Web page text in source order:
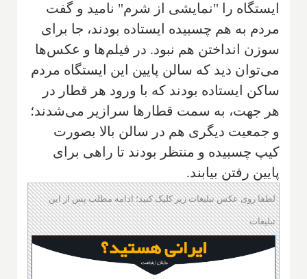
ایستگاه را "نمایشی از شرم" نامید و گفت
مردم به هم چسبیده ایستاده بودند، جا برای
سوزن انداختن هم نبود. در فیلم‌ها و عکس‌ها
می‌توان دید که سالن پایین این ایستگاه مردم
ساکن ایستاده بودند که با ورود هر قطار در
هر جهت، به سمت قطارها سرازیر می‌شدند؛
و جمعیت دیگری هم در سالن بالا بصورت
کیپ چسبیده و منتظر بودند تا راهی برای
پایین رفتن بیابند.
لطفا روی عکس تبلیغات زیر کلیک کنید؛ ادامه مطلب پس از این
تبلیغات